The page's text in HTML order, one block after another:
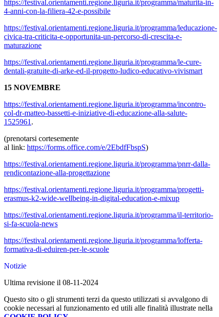
https://festival.orientamenti.regione.liguria.it/programma/maturita-in-
4-anni-con-la-filiera-42-e-possibile
https://festival.orientamenti.regione.liguria.it/programma/leducazione-
civica-tra-criticita-e-opportunita-un-percorso-di-crescita-e-
maturazione
https://festival.orientamenti.regione.liguria.it/programma/le-cure-
dentali-gratuite-di-arke-ed-il-progetto-ludico-educativo-vivismart
15 NOVEMBRE
https://festival.orientamenti.regione.liguria.it/programma/incontro-
col-dr-matteo-bassetti-e-iniziative-di-educazione-alla-salute-
1525961 .
(prenotarsi cortesemente
al link: https://forms.office.com/e/2EbdfFbspS)
https://festival.orientamenti.regione.liguria.it/programma/pnrr-dalla-
rendicontazione-alla-progettazione
https://festival.orientamenti.regione.liguria.it/programma/progetti-
erasmus-k2-wide-wellbeing-in-digital-education-e-mixup
https://festival.orientamenti.regione.liguria.it/programma/il-territorio-
si-fa-scuola-news
https://festival.orientamenti.regione.liguria.it/programma/lofferta-
formativa-di-eduiren-per-le-scuole
Notizie
Ultima revisione il 08-11-2024
Questo sito o gli strumenti terzi da questo utilizzati si avvalgono di
cookie necessari al funzionamento ed utili alle finalità illustrate nella